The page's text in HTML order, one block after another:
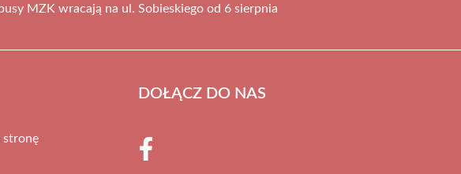
MZK wracają na ul. Sobieskiego od 6 sierpnia
stronę
DOŁĄCZ DO NAS